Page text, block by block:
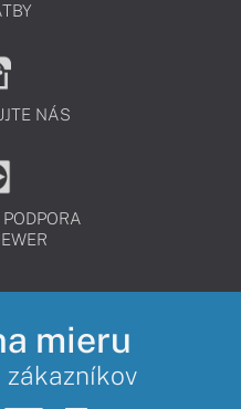
NÁS
mieru